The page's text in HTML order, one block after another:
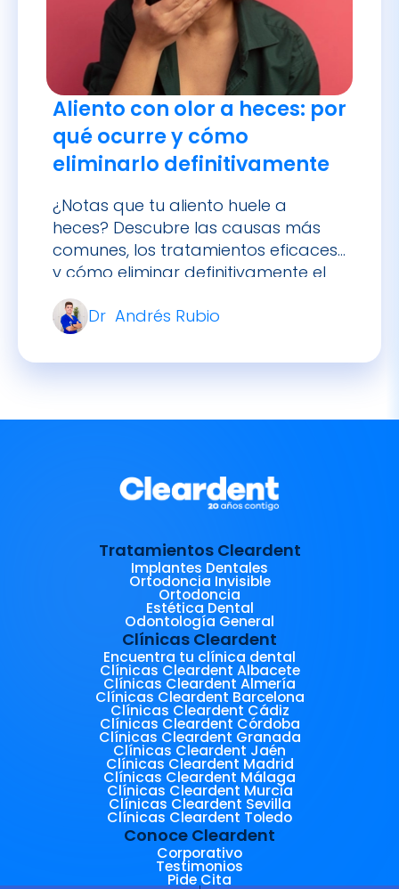
Cita vía WhatsApp
Aliento con olor a heces: por
qué ocurre y cómo
eliminarlo definitivamente
¿Notas que tu aliento huele a
heces? Descubre las causas más
y cómo eliminar definitivamente el
mal olor bucal desde el origen.
Dr Andrés Rubio
Tratamientos Cleardent
Implantes Dentales
Estética Dental
Odontología General
Clínicas Cleardent
Encuentra tu clínica dental
Clínicas Cleardent Albacete
Clínicas Cleardent Almería
Clínicas Cleardent Barcelona
Clínicas Cleardent Cádiz
Clínicas Cleardent Córdoba
Clínicas Cleardent Granada
Clínicas Cleardent Jaén
Clínicas Cleardent Madrid
Clínicas Cleardent Málaga
Clínicas Cleardent Murcia
Clínicas Cleardent Sevilla
Clínicas Cleardent Toledo
Conoce Cleardent
Corporativo
Testimonios
Pide Cita
Trabaja con Nosotros
Blog
Diccionario Odontológico
Carnet Joven